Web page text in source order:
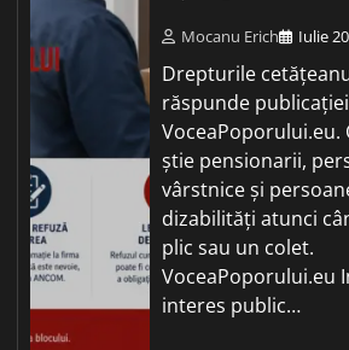
Mocanu Erich Iulie
Drepturile
răspunde publicației
VoceaPoporului.eu.
știe pensionarii,
vârstnice și
dizabilități atunci
plic sau un colet.
VoceaPoporului.eu
interes public…